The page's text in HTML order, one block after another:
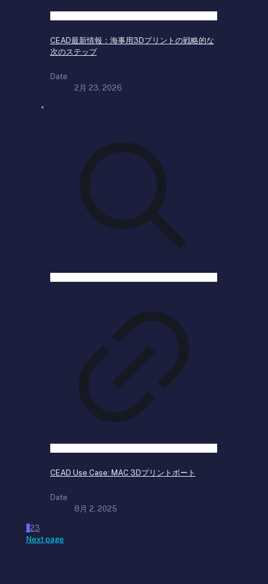
CEAD最新情報：海事用3Dプリントの戦略的な
次のステップ
Date
2月 23, 2026
CEAD Use Case: MAC 3Dプリントボート
Date
8月 2, 2025
1 23
Next page